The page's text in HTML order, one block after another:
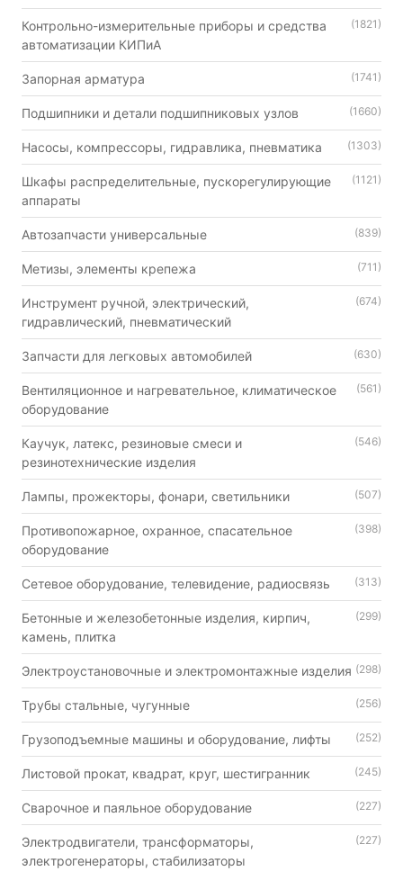
Контрольно-измерительные приборы и средства
автоматизации КИПиА
(1821)
Запорная арматура (1741)
Подшипники и детали подшипниковых узлов (1660)
Насосы, компрессоры, гидравлика, пневматика (1303)
Шкафы распределительные, пускорегулирующие
аппараты
(1121)
Автозапчасти универсальные (839)
Метизы, элементы крепежа (711)
Инструмент ручной, электрический,
гидравлический, пневматический
(674)
Запчасти для легковых автомобилей (630)
Вентиляционное и нагревательное, климатическое
оборудование
(561)
Каучук, латекс, резиновые смеси и
резинотехнические изделия
(546)
Лампы, прожекторы, фонари, светильники (507)
Противопожарное, охранное, спасательное
оборудование
(398)
Сетевое оборудование, телевидение, радиосвязь (313)
Бетонные и железобетонные изделия, кирпич,
камень, плитка
(299)
Электроустановочные и электромонтажные изделия (298)
Трубы стальные, чугунные (256)
Грузоподъемные машины и оборудование, лифты (252)
Листовой прокат, квадрат, круг, шестигранник (245)
Сварочное и паяльное оборудование (227)
Электродвигатели, трансформаторы,
электрогенераторы, стабилизаторы
(227)